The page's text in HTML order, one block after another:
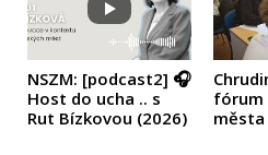
NSZM: [podcast2] 🎧
Host do ucha .. s
Rut Bízkovou (2026)
fórum
města